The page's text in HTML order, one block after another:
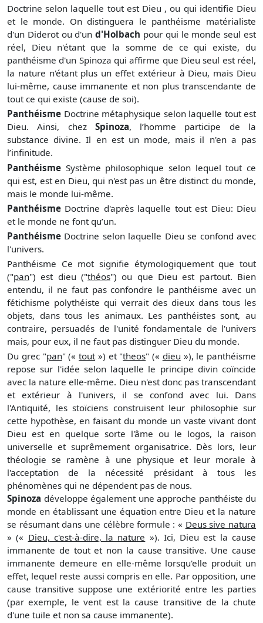
Doctrine selon laquelle tout est Dieu , ou qui identifie Dieu
et le monde. On distinguera le panthéisme matérialiste
d'un Diderot ou d'und'Holbach pour qui le monde seul est
réel, Dieu n'étant que la somme de ce qui existe, du
panthéisme d'un Spinoza qui affirme que Dieu seul est réel,
la nature n'étant plus un effet extérieur à Dieu, mais Dieu
lui-même, cause immanente et non plus transcendante de
tout ce qui existe (cause de soi).
Panthéisme Doctrine métaphysique selon laquelle tout est
Dieu. Ainsi, chez Spinoza, l’homme participe de la
substance divine. Il en est un mode, mais il n'en a pas
l’infinitude.
Panthéisme Système philosophique selon lequel tout ce
qui est, est en Dieu, qui n'est pas un être distinct du monde,
mais le monde lui-même.
Panthéisme Doctrine d'après laquelle tout est Dieu: Dieu
et le monde ne font qu’un.
Panthéisme Doctrine selon laquelle Dieu se confond avec
l'univers.
Panthéisme Ce mot signifie étymologiquement que tout
("pan") est dieu ("théos") ou que Dieu est partout. Bien
entendu, il ne faut pas confondre le panthéisme avec un
fétichisme polythéiste qui verrait des dieux dans tous les
objets, dans tous les animaux. Les panthéistes sont, au
contraire, persuadés de l'unité fondamentale de l'univers
mais, pour eux, il ne faut pas distinguer Dieu du monde.
Du grec "pan" (« tout») et "theos" (« dieu »), le panthéisme
repose sur l'idée selon laquelle le principe divin coïncide
avec la nature elle-même. Dieu n'est donc pas transcendant
et extérieur à l'univers, il se confond avec lui. Dans
l'Antiquité, les stoïciens construisent leur philosophie sur
cette hypothèse, en faisant du monde un vaste vivant dont
Dieu est en quelque sorte l'âme ou le logos, la raison
universelle et suprêmement organisatrice. Dès lors, leur
théologie se ramène à une physique et leur morale à
l'acceptation de la nécessité présidant à tous les
phénomènes qui ne dépendent pas de nous.
Spinoza développe également une approche panthéiste du
monde en établissant une équation entre Dieu et la nature
se résumant dans une célèbre formule : « Deus sive natura
» (« Dieu, c'est-à-dire, la nature »). Ici, Dieu est la cause
immanente de tout et non la cause transitive. Une cause
immanente demeure en elle-même lorsqu'elle produit un
effet, lequel reste aussi compris en elle. Par opposition, une
cause transitive suppose une extériorité entre les parties
(par exemple, le vent est la cause transitive de la chute
d'une tuile et non sa cause immanente).